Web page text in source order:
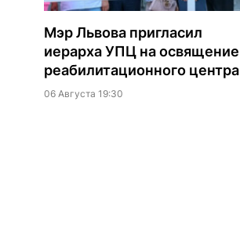
Мэр Львова пригласил
иерарха УПЦ на освящение
реабилитационного центра
06 Августа 19:30